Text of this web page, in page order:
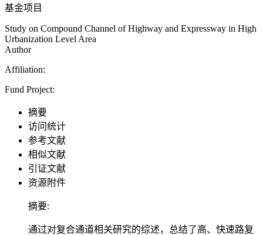
基金项目
Study on Compound Channel of Highway and Expressway in High
Urbanization Level Area
Author
Affiliation:
Fund Project:
摘要
访问统计
参考文献
相似文献
引证文献
资源附件
摘要:
通过对复合通道相关研究的综述，总结了高、快速路复